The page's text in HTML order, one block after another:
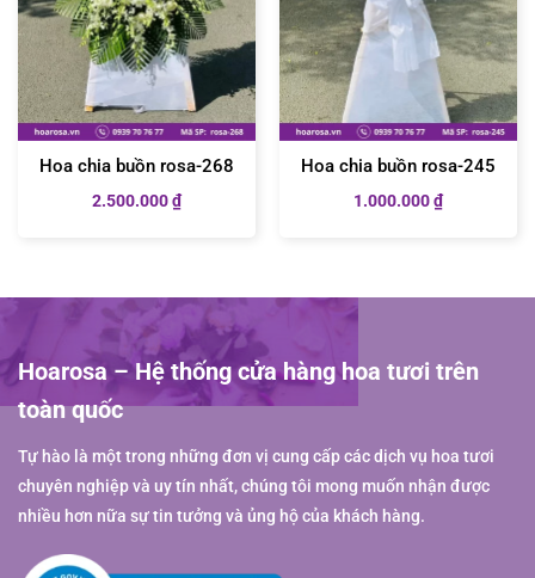
Hoa chia buồn rosa-268
2.500.000₫
Hoa chia buồn rosa-245
1.000.000₫
Hoarosa – Hệ thống cửa hàng hoa tươi trên
toàn quốc
Tự hào là một trong những đơn vị cung cấp các dịch vụ hoa tươi
chuyên nghiệp và uy tín nhất, chúng tôi mong muốn nhận được
nhiều hơn nữa sự tin tưởng và ủng hộ của khách hàng.